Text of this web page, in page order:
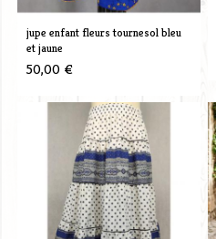
jupe enfant fleurs tournesol bleu
et jaune
50,00 €